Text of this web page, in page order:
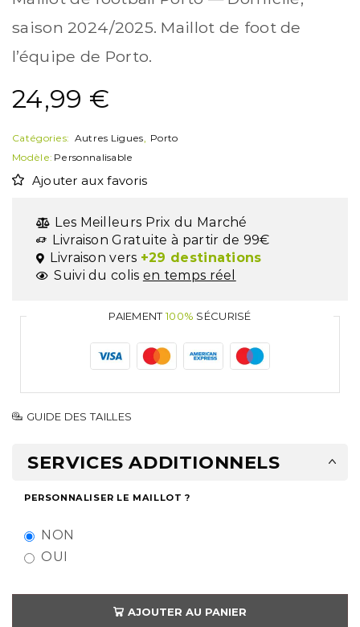
saison 2024/2025. Maillot de foot de
l’équipe de Porto.
24,99 €
Catégories: Autres Ligues, Porto
Modèle: Personnalisable
Ajouter aux favoris
Les Meilleurs Prix du Marché
Livraison Gratuite à partir de 99€
Livraison vers +29 destinations
Suivi du colis en temps réel
PAIEMENT100% SÉCURISÉ
GUIDE DES TAILLES
SERVICES ADDITIONNELS
PERSONNALISER LE MAILLOT ?
NON
OUI
AJOUTER AU PANIER